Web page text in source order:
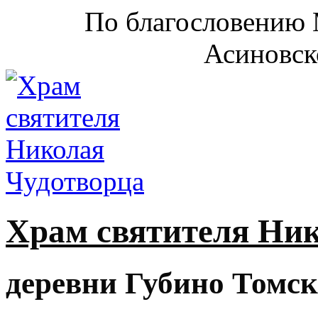
По благословению
Храм святителя
деревни Губино